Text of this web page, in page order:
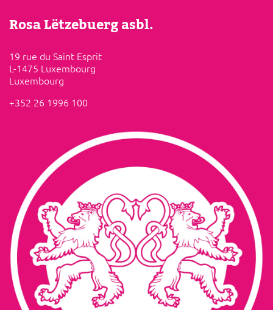
Rosa Lëtzebuerg asbl.
19 rue du Saint Esprit
L-1475 Luxembourg
Luxembourg
+352 26 1996 100